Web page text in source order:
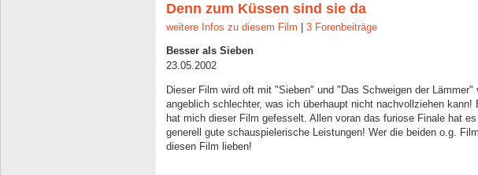
Denn zum Küssen sind sie da
weitere Infos zu diesem Film 3 Forenbeiträge
Besser als Sieben
23.05.2002
Dieser Film wird oft mit "Sieben" und "Das Schweigen der Lämmer"
angeblich schlechter, was ich überhaupt nicht nachvollziehen kann!
hat mich dieser Film gefesselt. Allen voran das furiose Finale hat
generell gute schauspielerische Leistungen! Wer die beiden o.g.
diesen Film lieben!